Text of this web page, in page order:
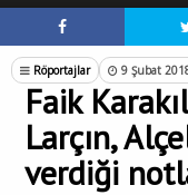
Röportajlar 9 Şubat
Faik
Larçın,
verdiği